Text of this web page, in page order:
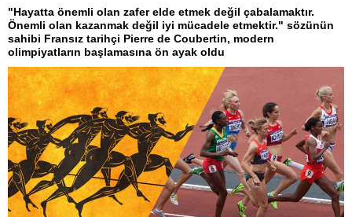
"Hayatta önemli olan zafer elde etmek değil çabalamaktır.
Önemli olan kazanmak değil iyi mücadele etmektir." sözünün
sahibi Fransız tarihçi Pierre de Coubertin, modern
olimpiyatların başlamasına ön ayak oldu